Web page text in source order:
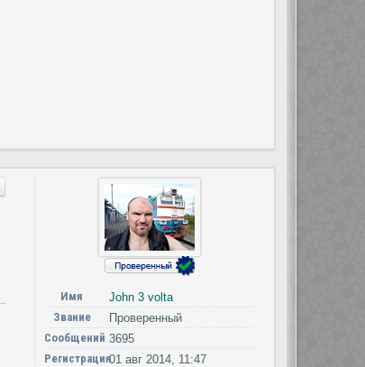
Имя
John 3 volta
Звание
Проверенный
Сообщений 3695
Регистрация01 авг 2014, 11:47